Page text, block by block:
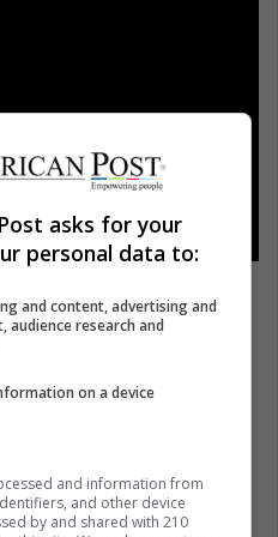
hace un trabajo
su compatriota Karol G.
Day, donde trabaja la
para los
se destaca.
J Balvin muestra
asks for your
personal data to:
and content, advertising and
audience research and
on a device
and information from
and other device
by and shared with 210